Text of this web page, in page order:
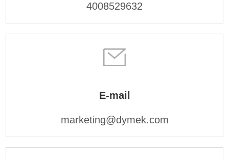
4008529632
E-mail
marketing@dymek.com